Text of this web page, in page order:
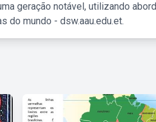
geração notável, utilizando
do mundo - dsw.aau.edu.et.